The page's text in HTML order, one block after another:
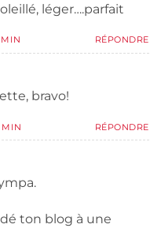
léger….parfait
MIN RÉPONDRE
bravo!
MIN RÉPONDRE
ton blog à une